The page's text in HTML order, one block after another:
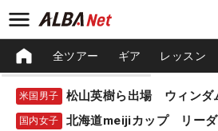
全ツアー ギア レッスン
米国男子
国内女子 北海道meijiカップ リーダ